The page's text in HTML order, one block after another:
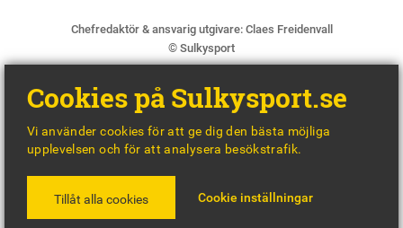
Chefredaktör & ansvarig utgivare: Claes Freidenvall
© Sulkysport
BY
Cookies på Sulkysport.se
Vi använder cookies för att ge dig den bästa möjliga
upplevelsen och för att analysera besökstrafik.
Tillåt alla cookies Cookie inställningar